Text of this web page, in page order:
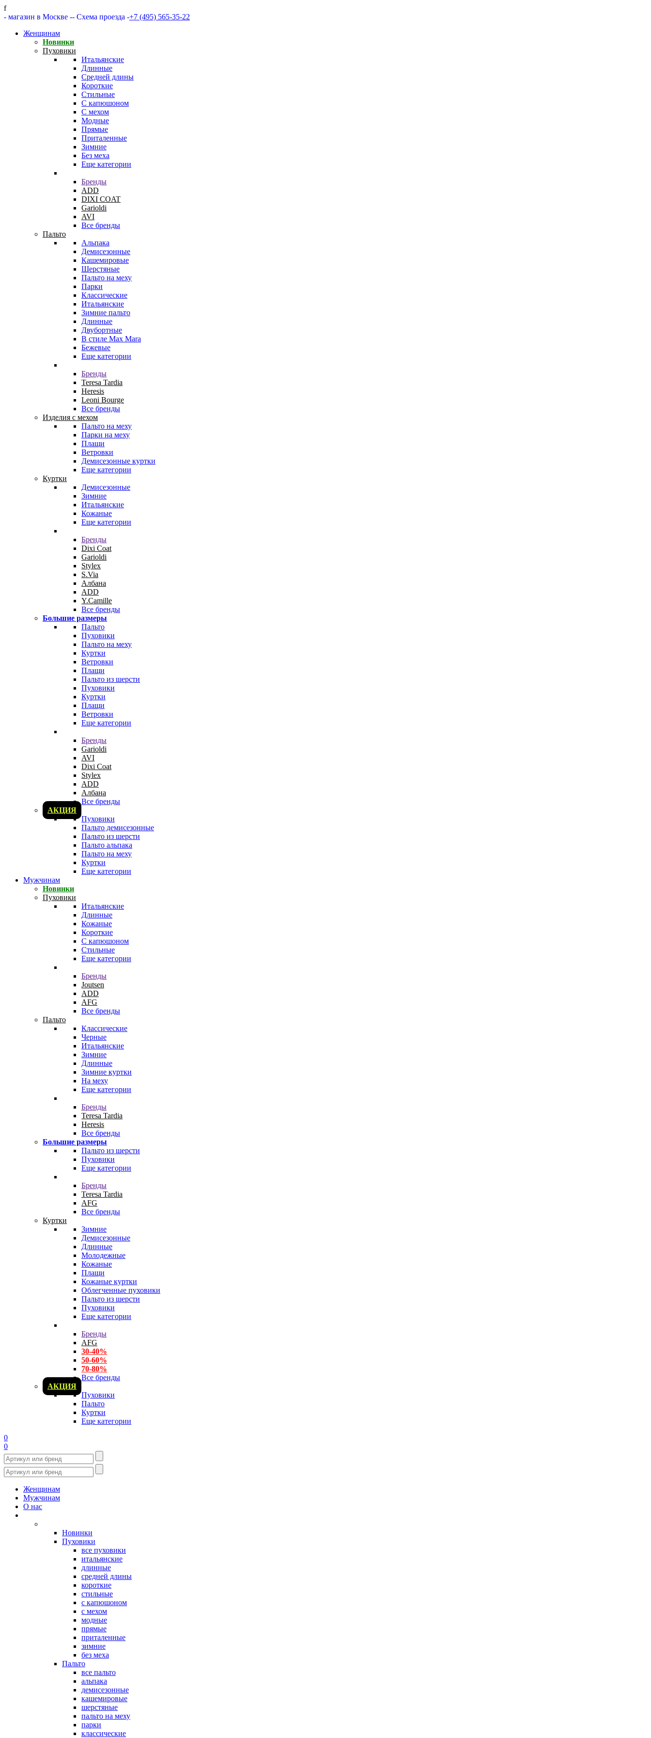
f
- магазин в Москве -- Схема проезда -+7 (495) 565-35-22
Женщинам
Новинки
Пуховики
Итальянские
Длинные
Средней длины
Короткие
Стильные
С капюшоном
С мехом
Модные
Прямые
Приталенные
Зимние
Без меха
Еще категории
Бренды
ADD
DIXI COAT
Garioldi
AVI
Все бренды
Пальто
Альпака
Демисезонные
Кашемировые
Шерстяные
Пальто на меху
Парки
Классические
Итальянские
Зимние пальто
Длинные
Двубортные
В стиле Max Mara
Бежевые
Еще категории
Бренды
Teresa Tardia
Heresis
Leoni Bourge
Все бренды
Изделия с мехом
Пальто на меху
Парки на меху
Плащи
Ветровки
Демисезонные куртки
Еще категории
Куртки
Демисезонные
Зимние
Итальянские
Кожаные
Еще категории
Бренды
Dixi Coat
Garioldi
Stylex
S.Via
Албана
ADD
Y.Camille
Все бренды
Большие размеры
Пальто
Пуховики
Пальто на меху
Куртки
Ветровки
Плащи
Пальто из шерсти
Пуховики
Куртки
Плащи
Ветровки
Еще категории
Бренды
Garioldi
AVI
Dixi Coat
Stylex
ADD
Албана
Все бренды
АКЦИЯ
Пуховики
Пальто демисезонные
Пальто из шерсти
Пальто альпака
Пальто на меху
Куртки
Еще категории
Мужчинам
Новинки
Пуховики
Итальянские
Длинные
Кожаные
Короткие
С капюшоном
Стильные
Еще категории
Бренды
Joutsen
ADD
AFG
Все бренды
Пальто
Классические
Черные
Итальянские
Зимние
Длинные
Зимние куртки
На меху
Еще категории
Бренды
Teresa Tardia
Heresis
Все бренды
Большие размеры
Пальто из шерсти
Пуховики
Еще категории
Бренды
Teresa Tardia
AFG
Все бренды
Куртки
Зимние
Демисезонные
Длинные
Молодежные
Кожаные
Плащи
Кожаные куртки
Облегченные пуховики
Пальто из шерсти
Пуховики
Еще категории
Бренды
AFG
30-40%
50-60%
70-80%
Все бренды
АКЦИЯ
Пуховики
Пальто
Куртки
Еще категории
0
0
Женщинам
Мужчинам
О нас
Новинки
Пуховики
все пуховики
итальянские
длинные
средней длины
короткие
стильные
с капюшоном
с мехом
модные
прямые
приталенные
зимние
без меха
Пальто
все пальто
альпака
демисезонные
кашемировые
шерстяные
пальто на меху
парки
классические